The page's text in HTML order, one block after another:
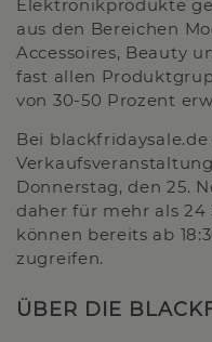
Elektronikprodukte
aus den Bereichen
Accessoires, Beauty
fast allen
von 30-50 Prozent
Bei
Donnerstag, den 25.
daher für mehr als
können bereits ab
zugreifen.
ÜBER DIE